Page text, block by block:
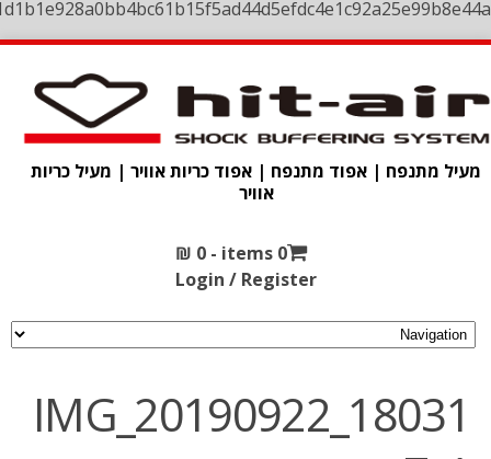
מעיל מתנפח | אפוד מתנפח | אפוד כריות אוויר | מעיל כריות
אוויר
0 items -
₪ 0
Login / Register
IMG_20190922_18031